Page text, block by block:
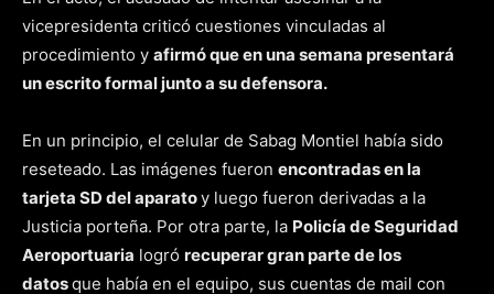
vicepresidenta criticó cuestiones vinculadas al
procedimiento y afirmó que en una semana presentará
un escrito formal junto a su defensora.
En un principio, el celular de Sabag Montiel había sido
reseteado. Las imágenes fueron encontradas en la
tarjeta SD del aparatoy luego fueron derivadas a la
Justicia porteña. Por otra parte, la Policía de Seguridad
Aeroportuaria logró recuperar gran parte de los
datosque había en el equipo, sus cuentas de mail con